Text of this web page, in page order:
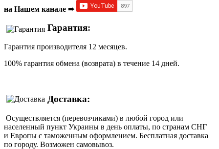
на Нашем канале ➨
Гарантия:
Гарантия производителя 12 месяцев.
100% гарантия обмена (возврата) в течение 14 дней.
Доставка:
Осуществляется (перевозчиками) в любой город или
населенный пункт Украины в день оплаты, по странам СНГ
и Европы с таможенным оформлением. Бесплатная доставка
по городу. Возможен самовывоз.